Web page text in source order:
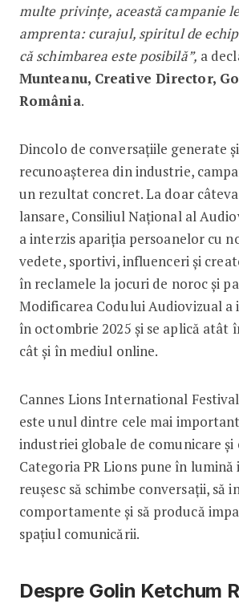
multe privințe, această campanie
amprenta: curajul, spiritul de
că schimbarea este posibilă”, a
Munteanu, Creative Director,
România.
Dincolo de conversațiile generate
recunoașterea din industrie,
un rezultat concret. La doar
lansare, Consiliul Național al
a interzis apariția persoanelor cu
vedete, sportivi, influenceri și
în reclamele la jocuri de noroc și
Modificarea Codului Audiovizual
în octombrie 2025 și se aplică atât
cât și în mediul online.
Cannes Lions International
este unul dintre cele mai
industriei globale de comunicare
Categoria PR Lions pune în lumină
reușesc să schimbe conversații, să
comportamente și să producă
spațiul comunicării.
Despre Golin Ketchum